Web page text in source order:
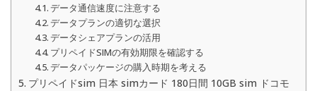
データ通信速度に注意する
データプランの適切な選択
データシェアプランの活用
プリペイドSIMの有効期限を確認する
データパッケージの購入時期を考える
プリペイドsim 日本 simカード 180日間 10GB sim ドコモ